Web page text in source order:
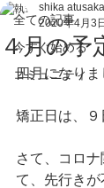
全ての記事
今すぐ始める
コミュニティ
４月の予
shika atusaka
2020年4月3日
四月になりま
矯正日は、９
さて、コロ
て、先行き